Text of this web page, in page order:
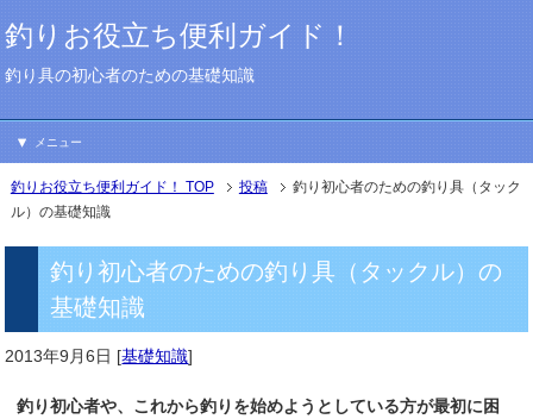
釣りお役立ち便利ガイド！
釣り具の初心者のための基礎知識
メニュー
釣りお役立ち便利ガイド！ TOP 投稿
釣り初心者のための釣り具（タック
ル）の基礎知識
釣り初心者のための釣り具（タックル）の
基礎知識
2013年9月6日 [基礎知識]
釣り初心者や、これから釣りを始めようとしている方が最初に困